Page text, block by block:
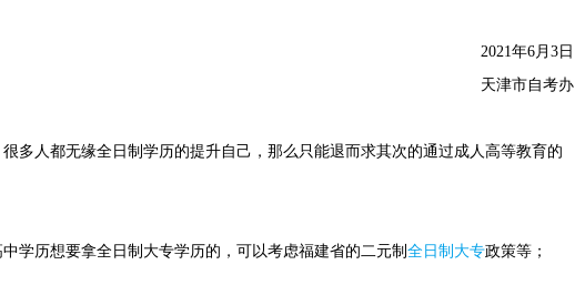
2021年6月3日
天津市自考办
人都无缘全日制学历的提升自己，那么只能退而求其次的通过成人高等教育的
历想要拿全日制大专学历的，可以考虑福建省的二元制 全日制大专政策等；